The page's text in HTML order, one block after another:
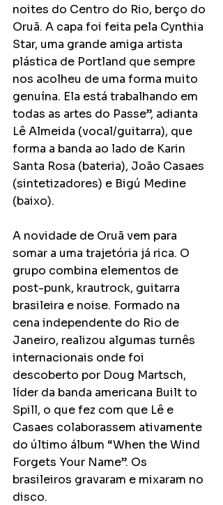
noites do Centro do Rio, berço do
Oruã. A capa foi feita pela Cynthia
Star, uma grande amiga artista
plástica de Portland que sempre
nos acolheu de uma forma muito
genuína. Ela está trabalhando em
todas as artes do Passe”, adianta
Lê Almeida (vocal/guitarra), que
forma a banda ao lado de Karin
Santa Rosa (bateria), João Casaes
(sintetizadores) e Bigú Medine
(baixo).
A novidade de Oruã vem para
somar a uma trajetória já rica. O
grupo combina elementos de
post-punk, krautrock, guitarra
brasileira e noise. Formado na
cena independente do Rio de
Janeiro, realizou algumas turnês
internacionais onde foi
descoberto por Doug Martsch,
líder da banda americana Built to
Spill, o que fez com que Lê e
Casaes colaborassem ativamente
do último álbum “When the Wind
Forgets Your Name”. Os
brasileiros gravaram e mixaram no
disco.